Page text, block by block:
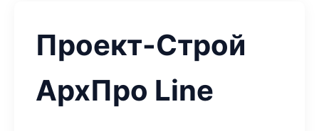
Проект-Строй
АрхПро Line